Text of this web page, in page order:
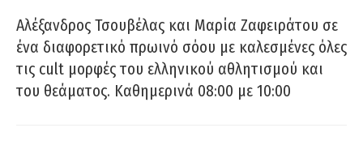
Αλέξανδρος Τσουβέλας και Μαρία Ζαφειράτου σε
ένα διαφορετικό πρωινό σόου με καλεσμένες όλες
τις cult μορφές του ελληνικού αθλητισμού και
του θεάματος. Καθημερινά 08:00 με 10:00